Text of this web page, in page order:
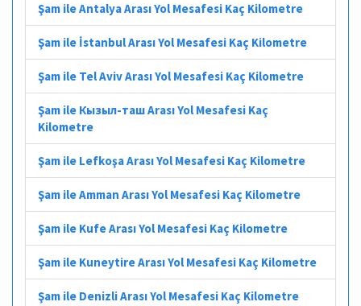
Şam ile Antalya Arası Yol Mesafesi Kaç Kilometre
Şam ile İstanbul Arası Yol Mesafesi Kaç Kilometre
Şam ile Tel Aviv Arası Yol Mesafesi Kaç Kilometre
Şam ile Кызыл-таш Arası Yol Mesafesi Kaç
Kilometre
Şam ile Lefkoşa Arası Yol Mesafesi Kaç Kilometre
Şam ile Amman Arası Yol Mesafesi Kaç Kilometre
Şam ile Kufe Arası Yol Mesafesi Kaç Kilometre
Şam ile Kuneytire Arası Yol Mesafesi Kaç Kilometre
Şam ile Denizli Arası Yol Mesafesi Kaç Kilometre